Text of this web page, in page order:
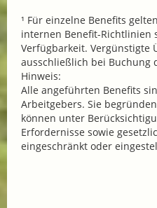
¹ Für einzelne Benefits
internen Benefit-Richtlinien
Verfügbarkeit. Vergünstigte
ausschließlich bei
Hinweis:
Alle angeführten Benefits
Arbeitgebers. Sie
können unter
Erfordernisse sowie
eingeschränkt oder